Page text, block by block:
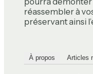
réassembler à
préservant ainsi
À propos Articles